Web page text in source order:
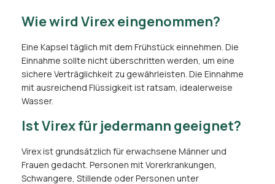
Wie wird Virex eingenommen?
Eine Kapsel täglich mit dem Frühstück einnehmen. Die
Einnahme sollte nicht überschritten werden, um eine
sichere Verträglichkeit zu gewährleisten. Die Einnahme
mit ausreichend Flüssigkeit ist ratsam, idealerweise
Wasser.
Ist Virex für jedermann geeignet?
Virex ist grundsätzlich für erwachsene Männer und
Frauen gedacht. Personen mit Vorerkrankungen,
Schwangere, Stillende oder Personen unter